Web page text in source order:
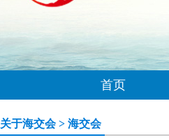
首页
关于海交会> 海交会